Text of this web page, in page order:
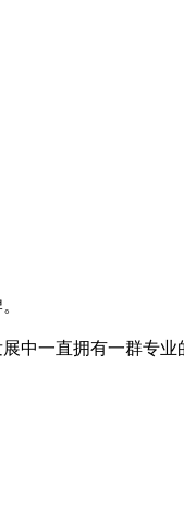
中一直拥有一群专